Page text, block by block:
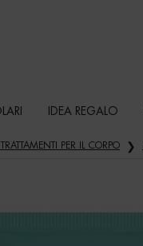
IDEA REGALO
PER IL CORPO